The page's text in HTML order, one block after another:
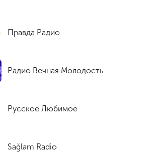
Правда Радио
Радио Вечная Молодость
Русское Любимое
Sağlam Radio